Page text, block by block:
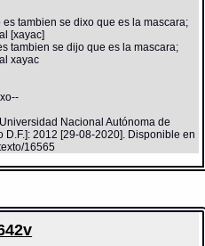
es tambien se dixo que es la mascara;
[xayac]
tambien se dijo que es la mascara;
xayac
Nacional Autónoma de
2012 [29-08-2020]. Disponible en
16565